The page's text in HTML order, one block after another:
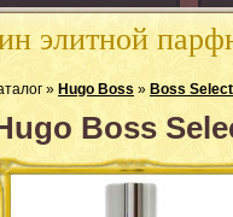
элитной
» Hugo Boss » Boss
Boss